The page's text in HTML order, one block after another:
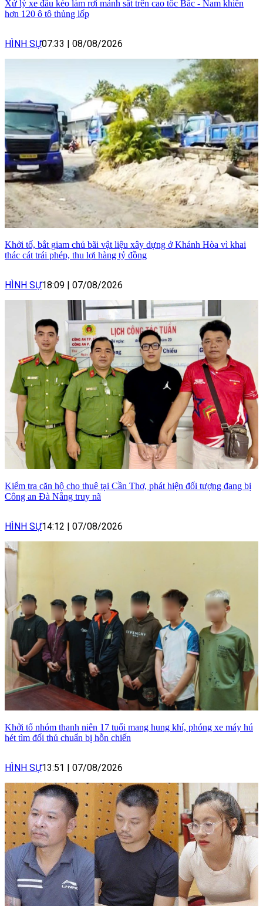
Xử lý xe đầu kéo làm rơi mảnh sắt trên cao tốc Bắc - Nam khiến
hơn 120 ô tô thủng lốp
HÌNH SỰ07:33 | 08/08/2026
Khởi tố, bắt giam chủ bãi vật liệu xây dựng ở Khánh Hòa vì khai
thác cát trái phép, thu lợi hàng tỷ đồng
HÌNH SỰ18:09 | 07/08/2026
Kiểm tra căn hộ cho thuê tại Cần Thơ, phát hiện đối tượng đang bị
Công an Đà Nẵng truy nã
HÌNH SỰ14:12 | 07/08/2026
Khởi tố nhóm thanh niên 17 tuổi mang hung khí, phóng xe máy hú
hét tìm đối thủ chuẩn bị hỗn chiến
HÌNH SỰ13:51 | 07/08/2026